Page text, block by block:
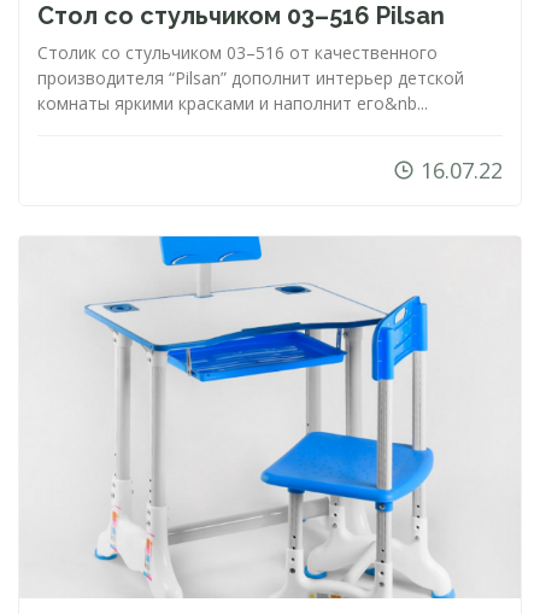
Стол со стульчиком 03–516 Pilsan
Столик со стульчиком 03–516 от качественного
производителя “Pilsan” дополнит интерьер детской
комнаты яркими красками и наполнит его&nb...
16.07.22